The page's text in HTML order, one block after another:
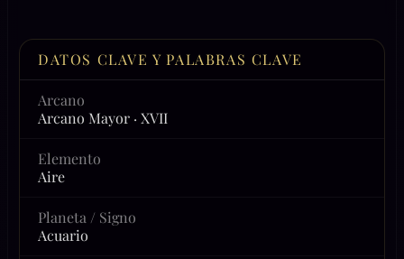
DATOS CLAVE Y PALABRAS CLAVE
Arcano
Arcano Mayor · XVII
Elemento
Aire
Planeta / Signo
Acuario